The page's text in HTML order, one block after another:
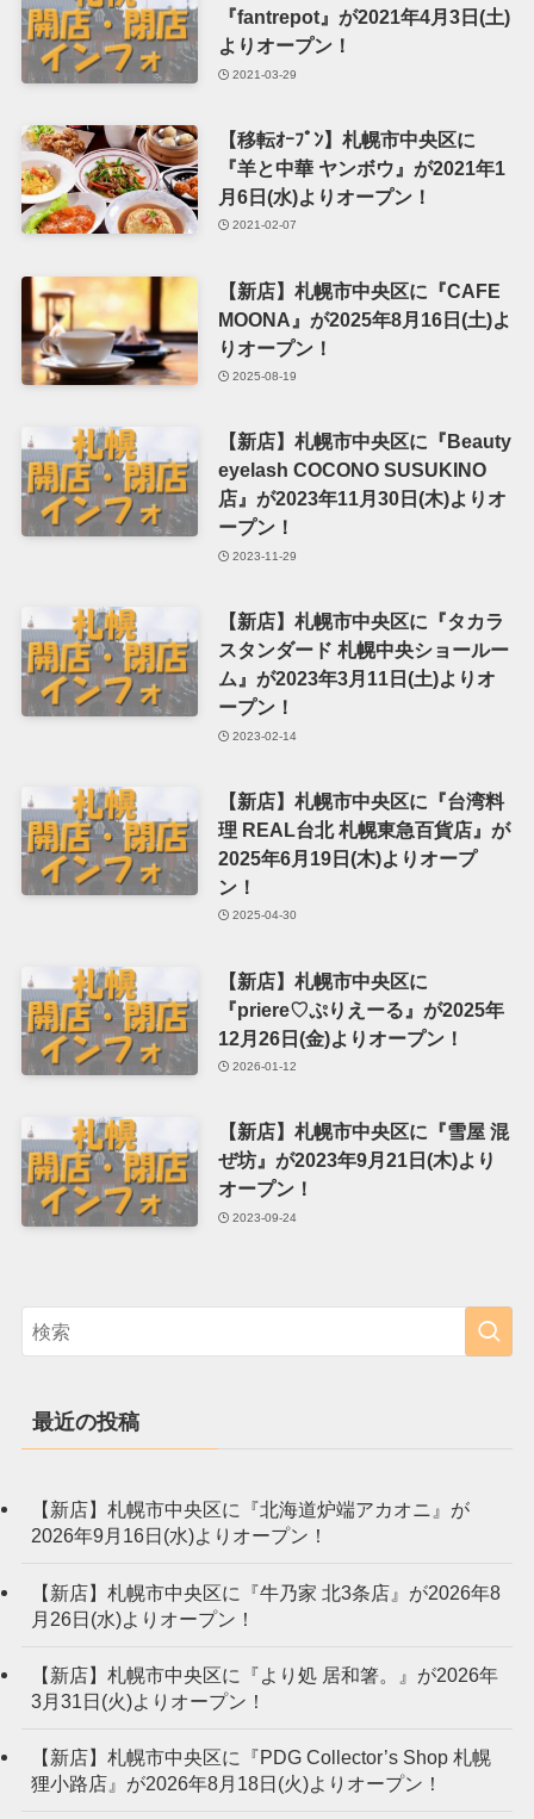
『fantrepot』が2021年4月3日(土)
よりオープン！
2021-03-29
【移転ｵｰﾌﾟﾝ】札幌市中央区に
『羊と中華 ヤンボウ』が2021年1
月6日(水)よりオープン！
2021-02-07
【新店】札幌市中央区に『CAFE
MOONA』が2025年8月16日(土)よ
りオープン！
2025-08-19
【新店】札幌市中央区に『Beauty
eyelash COCONO SUSUKINO
店』が2023年11月30日(木)よりオ
ープン！
2023-11-29
【新店】札幌市中央区に『タカラ
スタンダード 札幌中央ショールー
ム』が2023年3月11日(土)よりオ
ープン！
2023-02-14
【新店】札幌市中央区に『台湾料
理 REAL台北 札幌東急百貨店』が
2025年6月19日(木)よりオープ
ン！
2025-04-30
【新店】札幌市中央区に
『priere♡ぷりえーる』が2025年
12月26日(金)よりオープン！
2026-01-12
【新店】札幌市中央区に『雪屋 混
ぜ坊』が2023年9月21日(木)より
オープン！
2023-09-24
最近の投稿
【新店】札幌市中央区に『北海道炉端アカオニ』が
2026年9月16日(水)よりオープン！
【新店】札幌市中央区に『牛乃家 北3条店』が2026年8
月26日(水)よりオープン！
【新店】札幌市中央区に『より処 居和箸。』が2026年
3月31日(火)よりオープン！
【新店】札幌市中央区に『PDG Collector’s Shop 札幌
狸小路店』が2026年8月18日(火)よりオープン！